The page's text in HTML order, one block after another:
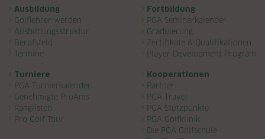
Navigation überspringen
Ausbildung
Golflehrer werden
Ausbildungsstruktur
Berufsfeld
Termine
Fortbildung
PGA Seminarkalender
Graduierung
Zertifikate & Qualifikationen
Player Development Program
Turniere
PGA Turnierkalender
Genehmigte ProAms
Ranglisten
Pro Golf Tour
Kooperationen
Partner
PGA Travel
PGA Stützpunkte
PGA Golfklinik
Die PGA Golfschule